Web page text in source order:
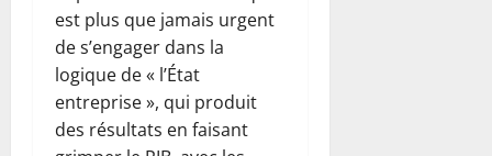
est plus que jamais urgent
de s’engager dans la
logique de « l’État
entreprise », qui produit
des résultats en faisant